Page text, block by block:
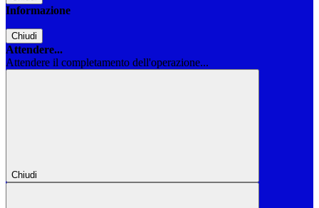
Informazione
Chiudi
Attendere...
Attendere il completamento dell'operazione...
Chiudi